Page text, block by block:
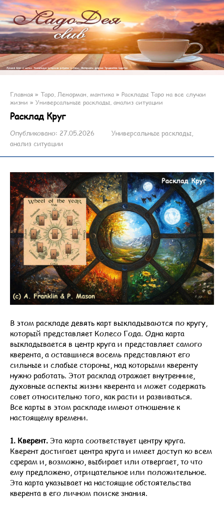
Главная » Таро, Ленорман, мантика » Расклады Таро на все случаи
жизни » Универсальные расклады, анализ ситуации
Расклад Круг
Опубликовано: 27.05.2026
Универсальные расклады,
анализ ситуации
В этом раскладе девять карт выкладываются по кругу,
который представляет Колесо Года. Одна карта
выкладывается в центр круга и представляет самого
кверента, а оставшиеся восемь представляют его
сильные и слабые стороны, над которыми кверенту
нужно работать. Этот расклад отражает внутренние,
духовные аспекты жизни кверента и может содержать
совет относительно того, как расти и развиваться.
Все карты в этом раскладе имеют отношение к
настоящему времени.
1. Кверент.Эта карта соответствует центру круга.
Кверент достигает центра круга и имеет доступ ко всем
сферам и, возможно, выбирает или отвергает, то что
ему предложено, отрицательное или положительное.
Эта карта указывает на настоящие обстоятельства
кверента в его личном поиске знания.